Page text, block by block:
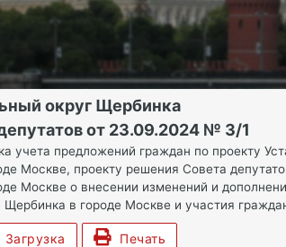
округ Щербинка
от 23.09.2024 № 3/1
учета предложений граждан по проекту
Москве, проекту решения Совета
Москве о внесении изменений и
Щербинка в городе Москве и участия
Загрузка Печать